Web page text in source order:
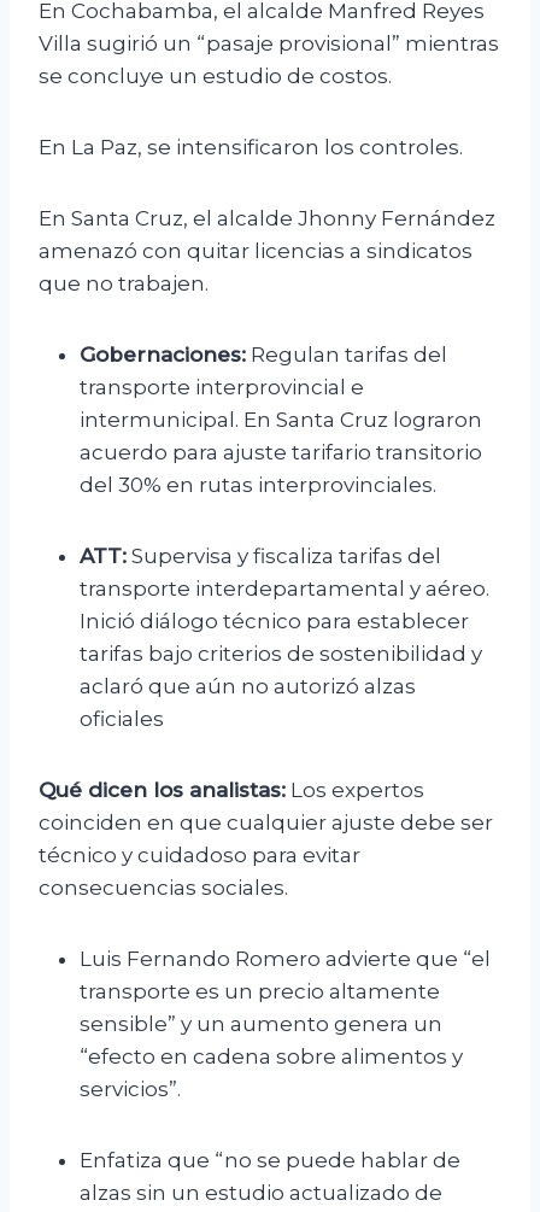
En Cochabamba, el alcalde Manfred Reyes
Villa sugirió un “pasaje provisional” mientras
se concluye un estudio de costos.
En La Paz, se intensificaron los controles.
En Santa Cruz, el alcalde Jhonny Fernández
amenazó con quitar licencias a sindicatos
que no trabajen.
Gobernaciones: Regulan tarifas del
transporte interprovincial e
intermunicipal. En Santa Cruz lograron
acuerdo para ajuste tarifario transitorio
del 30% en rutas interprovinciales.
ATT: Supervisa y fiscaliza tarifas del
transporte interdepartamental y aéreo.
Inició diálogo técnico para establecer
tarifas bajo criterios de sostenibilidad y
aclaró que aún no autorizó alzas
oficiales
Qué dicen los analistas: Los expertos
coinciden en que cualquier ajuste debe ser
técnico y cuidadoso para evitar
consecuencias sociales.
Luis Fernando Romero advierte que “el
transporte es un precio altamente
sensible” y un aumento genera un
“efecto en cadena sobre alimentos y
servicios”.
Enfatiza que “no se puede hablar de
alzas sin un estudio actualizado de